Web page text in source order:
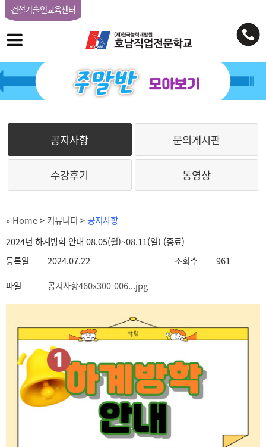
건설기술인교육센터
공지사항 문의게시판
수강후기 동영상
» Home> 커뮤니티 >공지사항
2024년 하계방학 안내 08.05(월)~08.11(일) (종료)
등록일
2024.07.22 조회수
961
파일
공지사항460x300-006...jpg